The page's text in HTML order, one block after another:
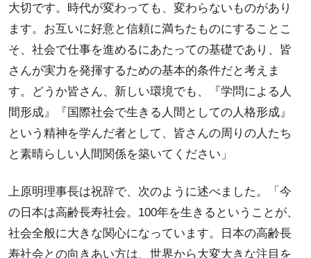
大切です。時代が変わっても、変わらないものがあり
ます。お互いに好意と信頼に満ちたものにすることこ
そ、社会で仕事を進めるにあたっての基礎であり、皆
さんが実力を発揮するための基本的条件だと考えま
す。どうか皆さん、新しい環境でも、『学問による人
間形成』『国際社会で生きる人間としての人格形成』
という精神を学んだ者として、皆さんの周りの人たち
と素晴らしい人間関係を築いてください」
上原明理事長は祝辞で、次のように述べました。「今
の日本は高齢長寿社会。100年を生きるということが、
社会全般に大きな関心になっています。日本の高齢長
寿社会との向きあい方は、世界から大変大きな注目を